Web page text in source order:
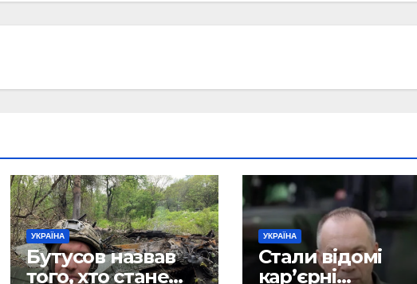
УКРАЇНА
Бутусов назвав
того, хто стане
УКРАЇНА
Стали відомі
кар’єрні